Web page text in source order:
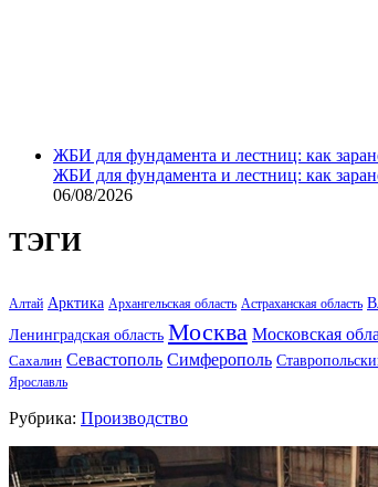
ЖБИ для фундамента и лестниц: как
ЖБИ для фундамента и лестниц: как
06/08/2026
ТЭГИ
Алтай Арктика Архангельская область Астраханская область
Ленинградская область Москва Московская
Сахалин Севастополь Симферополь
Ярославль
Рубрика: Производство